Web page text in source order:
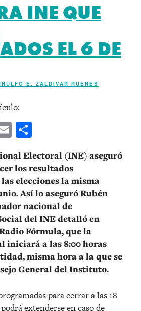
INE QUE
EL 6 DE
E. ZALDIVAR RUENES
Email
Electoral (INE) aseguró
los resultados
elecciones la misma
Así lo aseguró Rubén
nacional de
del INE detalló en
Fórmula, que la
iniciará a las 8:00 horas
misma hora a la que se
General del Instituto.
para cerrar a las 18
extenderse en caso de